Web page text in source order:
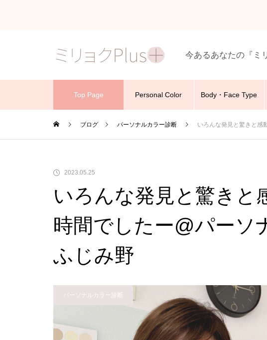
今あるあなたの『ミ
Top Page Personal Color Body・Face Type
ブログ パーソナルカラー診断 いろんな発見と驚きと感
2023.05.25
いろんな発見と驚きと
時間でしたー@パーソ
ふじみ野
パーソナルカラー診断